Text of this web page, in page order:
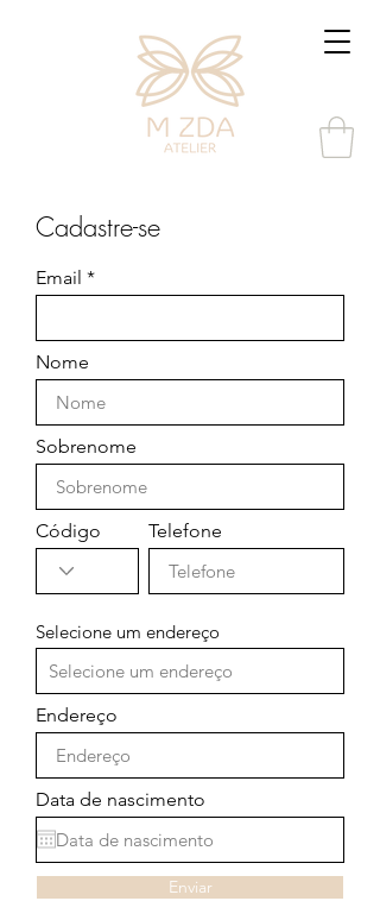
Cadastre-se
Email
Nome
Sobrenome
Código Telefone
Selecione um endereço
Endereço
Data de nascimento
Enviar